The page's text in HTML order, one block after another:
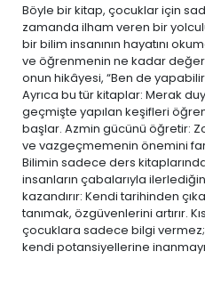
Böyle bir kitap, çocuklar için
zamanda ilham veren bir
bir bilim insanının hayatını
ve öğrenmenin ne kadar
onun hikâyesi, “Ben de
Ayrıca bu tür kitaplar: Merak
geçmişte yapılan keşifleri
başlar. Azmin gücünü öğretir:
ve vazgeçmemenin önemini
Bilimin sadece ders
insanların çabalarıyla
kazandırır: Kendi tarihinden
tanımak, özgüvenlerini artırır.
çocuklara sadece bilgi
kendi potansiyellerine